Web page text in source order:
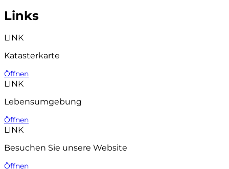
Links
LINK
Katasterkarte
Öffnen
LINK
Lebensumgebung
Öffnen
LINK
Besuchen Sie unsere Website
Öffnen